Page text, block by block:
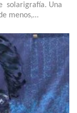
solarigrafía. Una
menos,…